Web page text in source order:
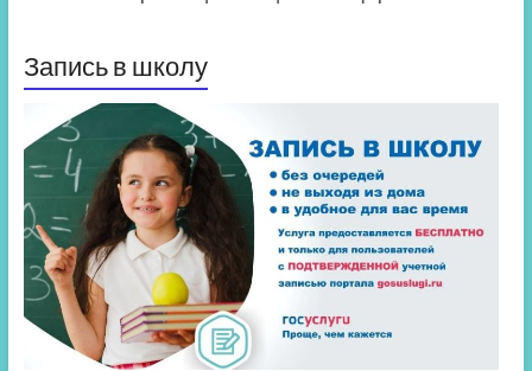
Запись в школу